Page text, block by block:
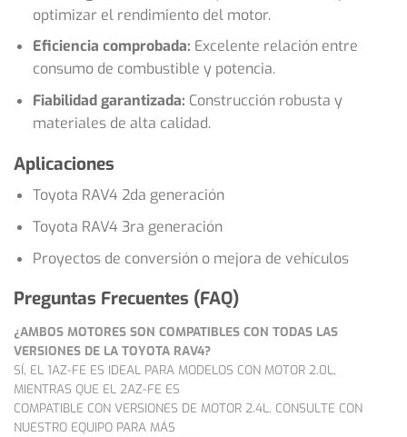
optimizar el rendimiento del motor.
Eficiencia comprobada: Excelente relación entre
consumo de combustible y potencia.
Fiabilidad garantizada: Construcción robusta y
materiales de alta calidad.
Aplicaciones
Toyota RAV4 2da generación
Toyota RAV4 3ra generación
Proyectos de conversión o mejora de vehículos
Preguntas Frecuentes (FAQ)
¿AMBOS MOTORES SON COMPATIBLES CON TODAS LAS
VERSIONES DE LA TOYOTA RAV4?
SÍ, EL 1AZ-FE ES IDEAL PARA MODELOS CON MOTOR 2.0L,
MIENTRAS QUE EL 2AZ-FE ES
COMPATIBLE CON VERSIONES DE MOTOR 2.4L. CONSULTE CON
NUESTRO EQUIPO PARA MÁS